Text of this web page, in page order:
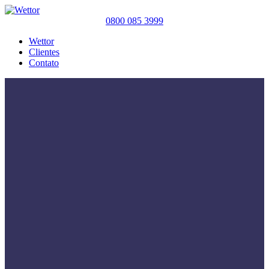
0800 085 3999
Wettor
Clientes
Contato